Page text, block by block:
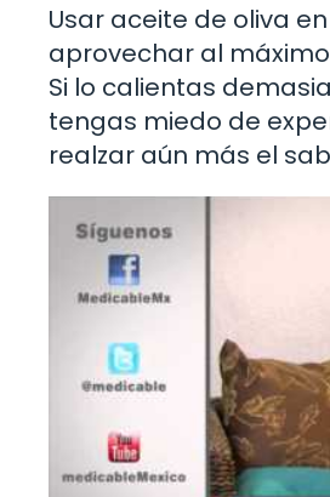
Usar aceite de oliva
aprovechar al
Si lo calientas
tengas miedo de
realzar aún más el